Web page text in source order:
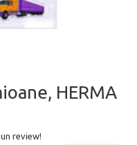
HERMA
review!